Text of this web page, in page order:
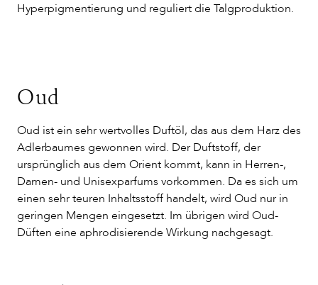
Hyperpigmentierung und reguliert die Talgproduktion.
Oud
Oud ist ein sehr wertvolles Duftöl, das aus dem Harz des
Adlerbaumes gewonnen wird. Der Duftstoff, der
ursprünglich aus dem Orient kommt, kann in Herren-,
Damen- und Unisexparfums vorkommen. Da es sich um
einen sehr teuren Inhaltsstoff handelt, wird Oud nur in
geringen Mengen eingesetzt. Im übrigen wird Oud-
Düften eine aphrodisierende Wirkung nachgesagt.